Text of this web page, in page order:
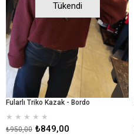
Tükendi
Fularlı Triko Kazak - Bordo
★ ★ ★ ★ ★
₺849,00
₺950,00